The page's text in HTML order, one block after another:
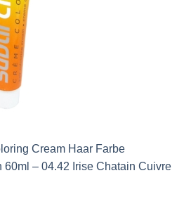
Cream Haar Farbe
60ml – 04.42 Irise Chatain Cuivre